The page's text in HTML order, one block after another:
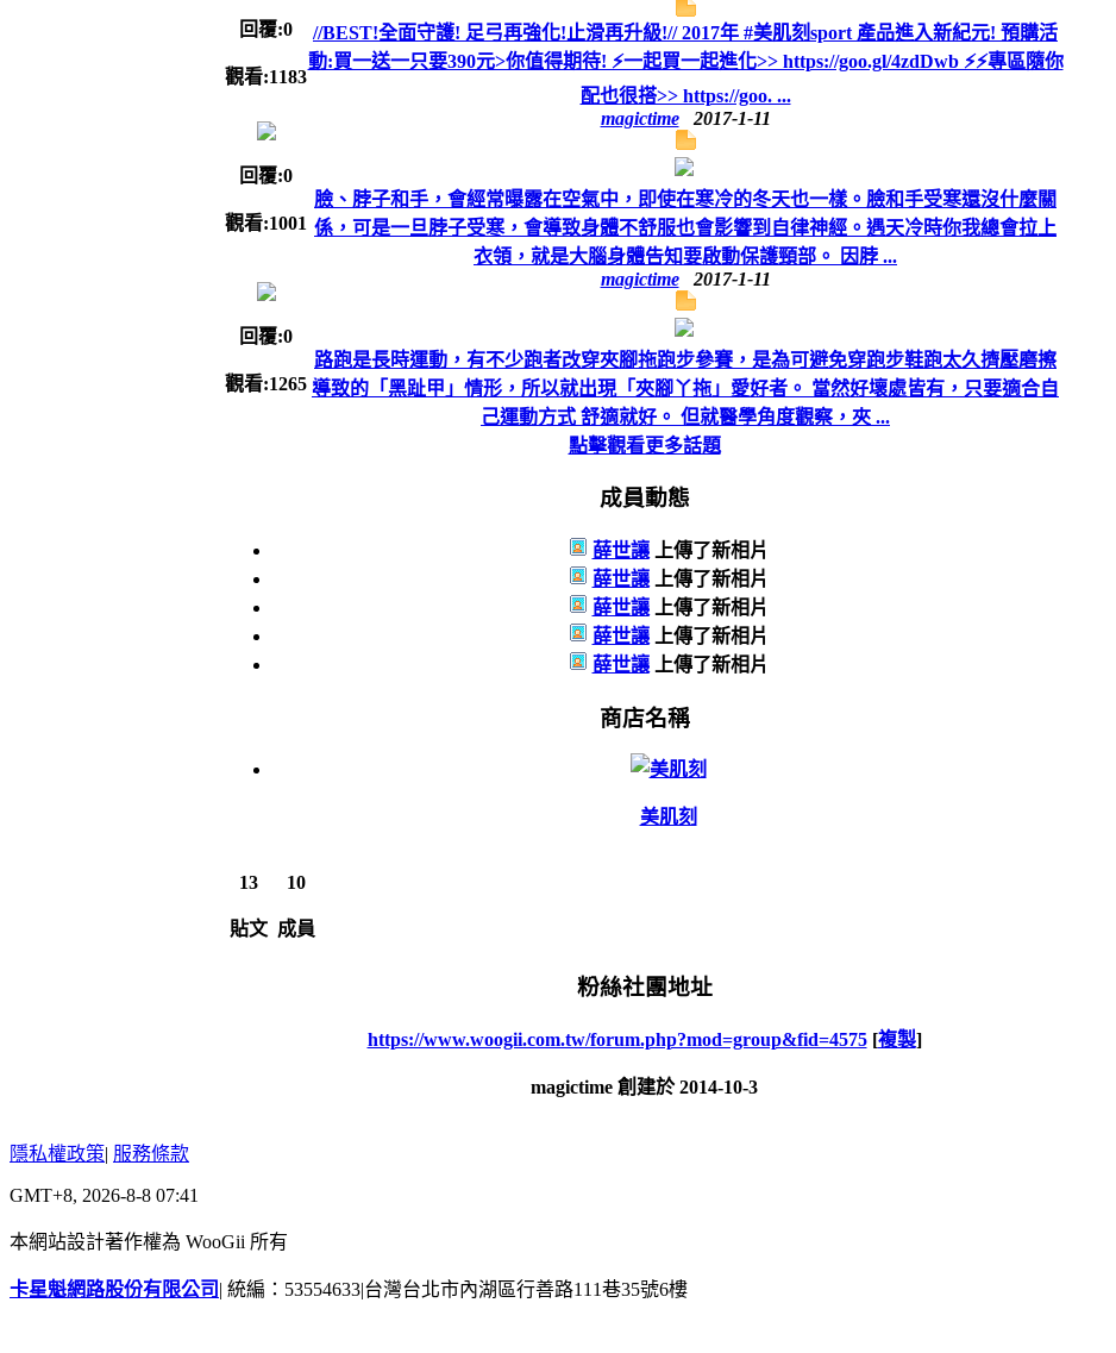
回覆:0
觀看:1183
//BEST!全面守護! 足弓再強化!止滑再升級!// 2017年 #美肌刻sport 產品進入新紀元! 預購活
動:買一送一只要390元>你值得期待! ⚡️一起買一起進化>> https://goo.gl/4zdDwb ⚡️⚡️專區隨你
配也很搭>> https://goo. ...
回覆:0
觀看:1001
magictime 2017-1-11
臉、脖子和手，會經常曝露在空氣中，即使在寒冷的冬天也一樣。臉和手受寒還沒什麼關
係，可是一旦脖子受寒，會導致身體不舒服也會影響到自律神經。遇天冷時你我總會拉上
衣領，就是大腦身體告知要啟動保護頸部。 因脖 ...
回覆:0
觀看:1265
magictime 2017-1-11
路跑是長時運動，有不少跑者改穿夾腳拖跑步參賽，是為可避免穿跑步鞋跑太久擠壓磨擦
導致的「黑趾甲」情形，所以就出現「夾腳丫拖」愛好者。 當然好壞處皆有，只要適合自
己運動方式 舒適就好。 但就醫學角度觀察，夾 ...
點擊觀看更多話題
成員動態
薛世讓上傳了新相片
薛世讓上傳了新相片
薛世讓上傳了新相片
薛世讓上傳了新相片
薛世讓上傳了新相片
商店名稱
美肌刻
13
貼文
10
成員
粉絲社團地址
https://www.woogii.com.tw/forum.php?mod=group&fid=4575[複製]
magictime 創建於 2014-10-3
隱私權政策| 服務條款
GMT+8, 2026-8-8 07:41
本網站設計著作權為 WooGii 所有
卡星魁網路股份有限公司 | 統編：53554633|台灣台北市內湖區行善路111巷35號6樓